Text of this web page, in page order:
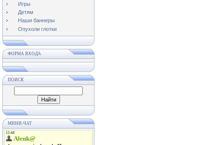
Игры
Детям
Наши баннеры
Опухоли глотки
ФОРМА ВХОДА
ПОИСК
МИНИ-ЧАТ